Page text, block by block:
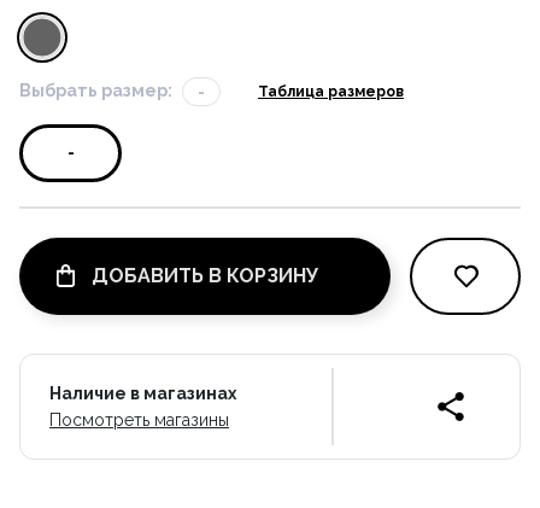
Выбрать размер: - Таблица размеров
-
ДОБАВИТЬ В КОРЗИНУ
Наличие в магазинах
Посмотреть магазины